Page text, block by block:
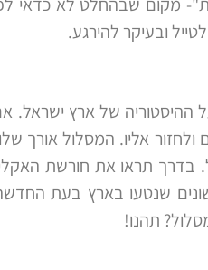
ובעיקר להירגע.
ההיסטוריה של ארץ
אליו. המסלול אורך
בדרך תראו את חורשת
שנטעו בארץ בעת
תהנו!